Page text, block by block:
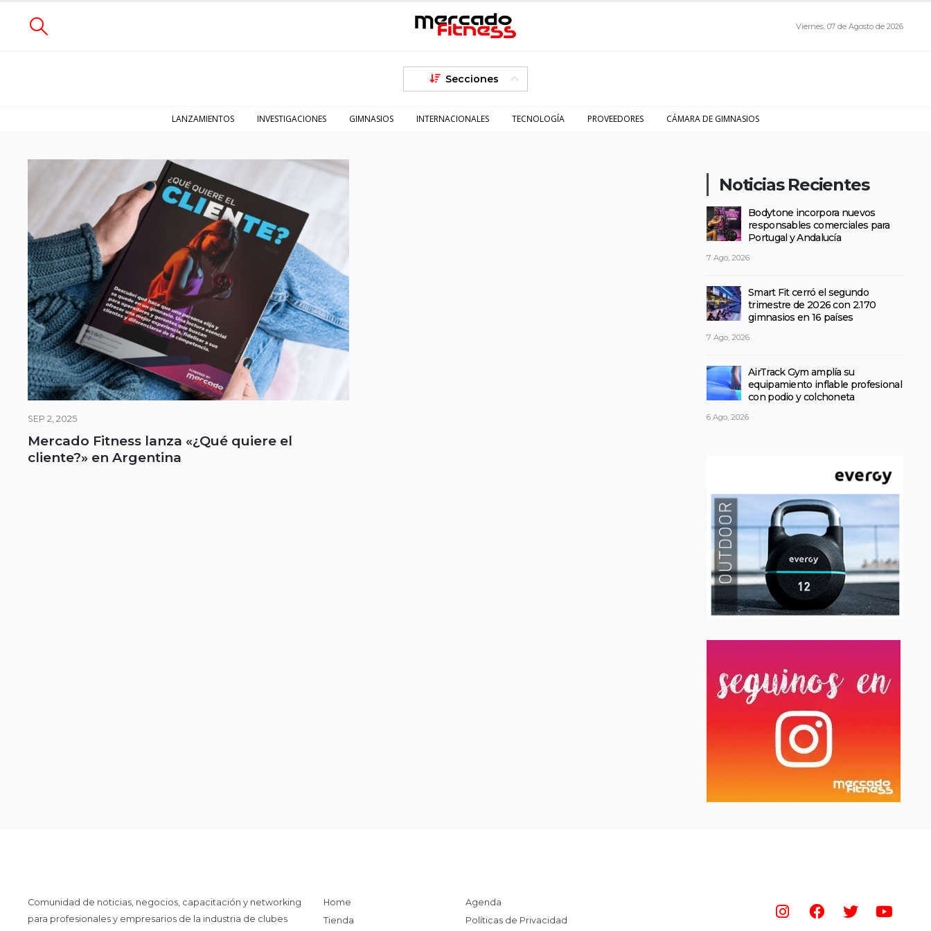
Viernes, 07 de Agosto de 2026
Secciones
LANZAMIENTOS INVESTIGACIONES GIMNASIOS INTERNACIONALES TECNOLOGÍA PROVEEDORES CÁMARA DE GIMNASIOS
SEP 2, 2025
Mercado Fitness lanza «¿Qué quiere el
cliente?» en Argentina
Noticias Recientes
Bodytone incorpora nuevos
responsables comerciales para
Portugal y Andalucía
7 Ago, 2026
Smart Fit cerró el segundo
trimestre de 2026 con 2.170
gimnasios en 16 países
7 Ago, 2026
AirTrack Gym amplía su
equipamiento inflable profesional
con podio y colchoneta
6 Ago, 2026
Comunidad de noticias, negocios, capacitación y networking
para profesionales y empresarios de la industria de clubes
Home
Tienda
Agenda
Políticas de Privacidad